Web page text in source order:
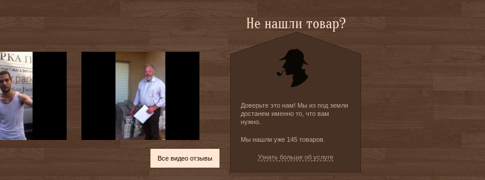
Все видео отзывы
Не нашли товар?
Доверьте это нам! Мы из под земли
достанем именно то, что вам
нужно.
Мы нашли уже 145 товаров.
Узнать больше об услуге